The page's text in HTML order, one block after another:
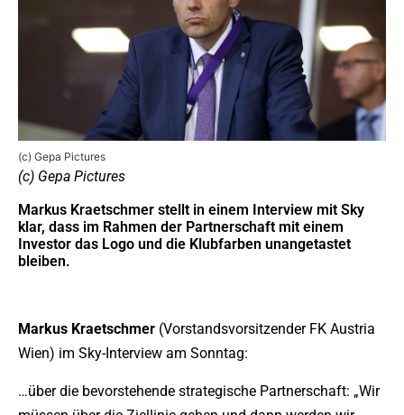
(c) Gepa Pictures
(c) Gepa Pictures
Markus Kraetschmer stellt in einem Interview mit Sky
klar, dass im Rahmen der Partnerschaft mit einem
Investor das Logo und die Klubfarben unangetastet
bleiben.
Markus Kraetschmer (Vorstandsvorsitzender FK Austria
Wien) im Sky-Interview am Sonntag:
…über die bevorstehende strategische Partnerschaft: „Wir